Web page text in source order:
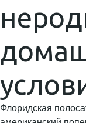
Флоридская